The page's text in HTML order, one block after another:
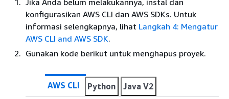
Jika Anda belum melakukannya, instal dan
konfigurasikan AWS CLI dan AWS SDKs. Untuk
informasi selengkapnya, lihat Langkah 4: Mengatur
AWS CLI and AWS SDK.
Gunakan kode berikut untuk menghapus proyek.
AWS CLI Python Java V2